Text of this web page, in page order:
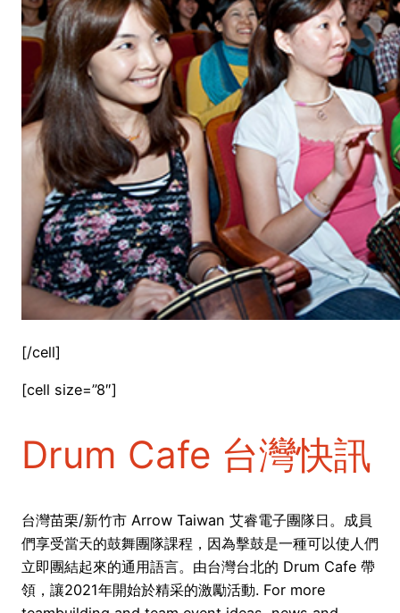
[/cell]
[cell size=”8″]
Drum Cafe 台灣快訊
台灣苗栗/新竹市 Arrow Taiwan 艾睿電子團隊日。成員
們享受當天的鼓舞團隊課程，因為擊鼓是一種可以使人們
立即團結起來的通用語言。由台灣台北的 Drum Cafe 帶
領，讓2021年開始於精采的激勵活動. For more